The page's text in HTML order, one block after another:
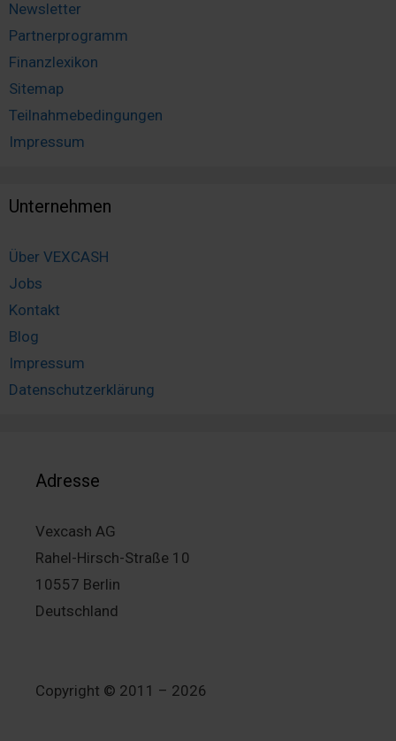
Newsletter
Partnerprogramm
Finanzlexikon
Sitemap
Teilnahmebedingungen
Impressum
Unternehmen
Über VEXCASH
Jobs
Kontakt
Blog
Impressum
Datenschutzerklärung
Adresse
Vexcash AG
Rahel-Hirsch-Straße 10
10557 Berlin
Deutschland
Copyright © 2011 – 2026